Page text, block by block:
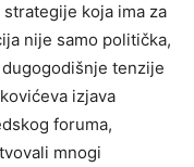
koja ima za
nije samo politička,
tenzije
izjava
foruma,
mnogi